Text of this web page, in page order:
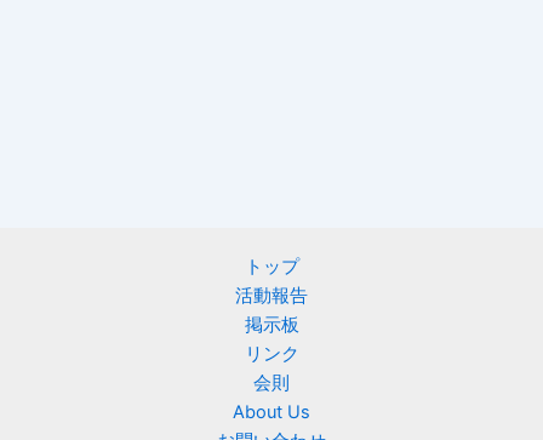
トップ
活動報告
掲示板
リンク
会則
About Us